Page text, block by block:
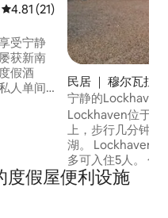
平均评分 4.81 分（满分 5 分）
4.81 (21)
受宁静
获新南
假酒
人单间
宿期间
民居 ｜ 穆尔瓦拉
宁静的Lockhaven
Lockhaven位于
上，步行几分钟即
湖。 Lockhaven
多可入住5人。 包
张标准双人床，第
床，上面有一张单
度假屋便利设施